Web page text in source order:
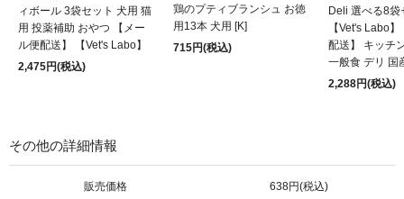
ィボール 3袋セット 犬用 猫
用 投薬補助 おやつ 【メー
ル便配送】 【Vet's Labo】
2,475円(税込)
鶏のプティブランシュ お徳
用13本 犬用 [K]
715円(税込)
Deli 選べる8袋
【Vet's Labo
配送】 キッチ
一般食 デリ 国
2,288円(税込)
その他の詳細情報
販売価格 638円(税込)